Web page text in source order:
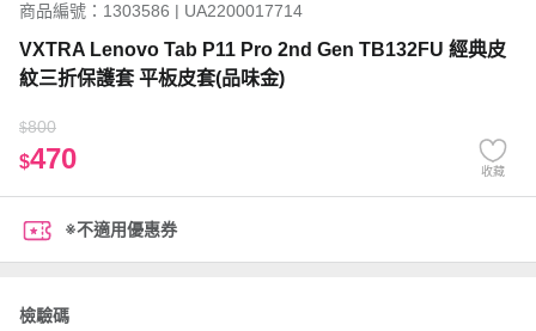
商品編號：1303586 | UA2200017714
VXTRA Lenovo Tab P11 Pro 2nd Gen TB132FU 經典皮
紋三折保護套 平板皮套(品味金)
$800
$470 收藏
※不適用優惠券
檢驗碼